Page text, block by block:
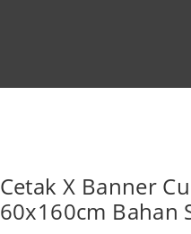
Cetak X Banner
60x160cm Bahan